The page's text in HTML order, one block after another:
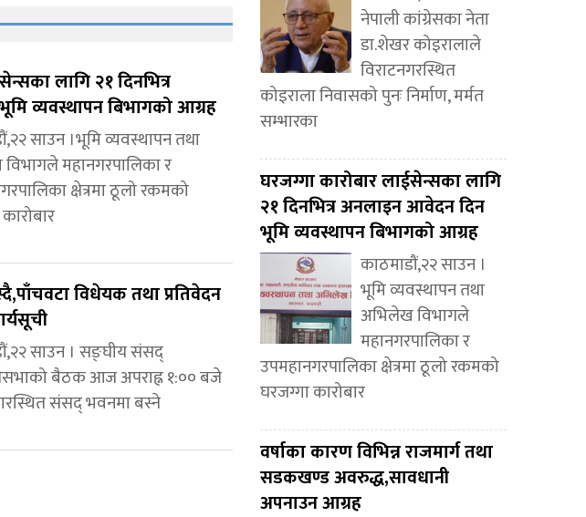
लागि २१ दिनभित्र
व्यवस्थापन बिभागको आग्रह
साउन ।भूमि व्यवस्थापन तथा
महानगरपालिका र
क्षेत्रमा ठूलो रकमको
विधेयक तथा प्रतिवेदन
साउन । सङ्घीय संसद्
बैठक आज अपराह्न १:०० बजे
संसद् भवनमा बस्ने
नेपाली कांग्रेसका नेता
डा.शेखर कोइरालाले
विराटनगरस्थित
कोइराला निवासको पुनः निर्माण, मर्मत
सम्भारका
घरजग्गा कारोबार लाईसेन्सका लागि
२१ दिनभित्र अनलाइन आवेदन दिन
भूमि व्यवस्थापन बिभागको आग्रह
काठमाडौं,२२ साउन ।
भूमि व्यवस्थापन तथा
अभिलेख विभागले
महानगरपालिका र
उपमहानगरपालिका क्षेत्रमा ठूलो रकमको
घरजग्गा कारोबार
वर्षाका कारण विभिन्न राजमार्ग तथा
सडकखण्ड अवरुद्ध,सावधानी
अपनाउन आग्रह